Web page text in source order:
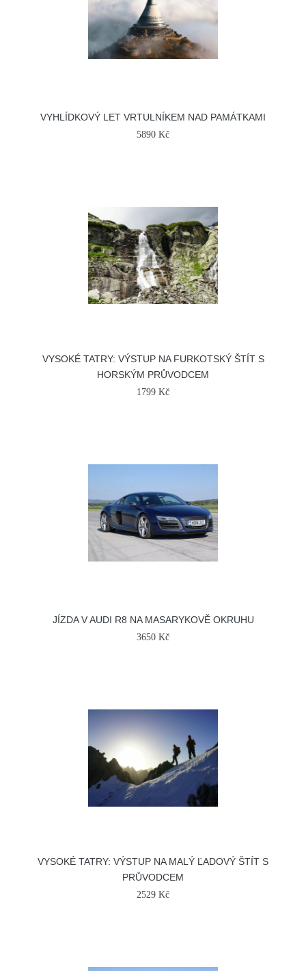
VYHLÍDKOVÝ LET VRTULNÍKEM NAD PAMÁTKAMI
5890 Kč
VYSOKÉ TATRY: VÝSTUP NA FURKOTSKÝ ŠTÍT S
HORSKÝM PRŮVODCEM
1799 Kč
JÍZDA V AUDI R8 NA MASARYKOVĚ OKRUHU
3650 Kč
VYSOKÉ TATRY: VÝSTUP NA MALÝ ĽADOVÝ ŠTÍT S
PRŮVODCEM
2529 Kč